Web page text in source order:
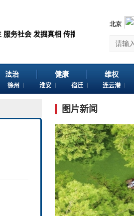
务社会 发掘真相 传播价值 感谢您浏览
法治 健康 维权
徐州 淮安 宿迁 连云港
图片新闻